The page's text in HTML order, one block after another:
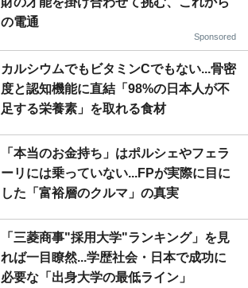
の電通
Sponsored
カルシウムでもビタミンCでもない...骨密
度と認知機能に直結「98%の日本人が不
足する栄養素」を取れる食材
「本当のお金持ち」はポルシェやフェラ
ーリには乗っていない...FPが実際に目に
した「富裕層のクルマ」の真実
「三菱商事"採用大学"ランキング」を見
れば一目瞭然...学歴社会・日本で成功に
必要な「出身大学の最低ライン」